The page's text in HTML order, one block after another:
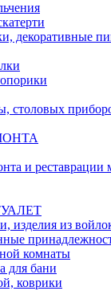
декоративные
столовых
и реставрации
изделия из
комнаты
для бани
коврики